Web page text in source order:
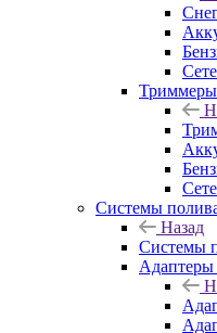
Триммеры
Системы
Назад
Системы
Адаптеры